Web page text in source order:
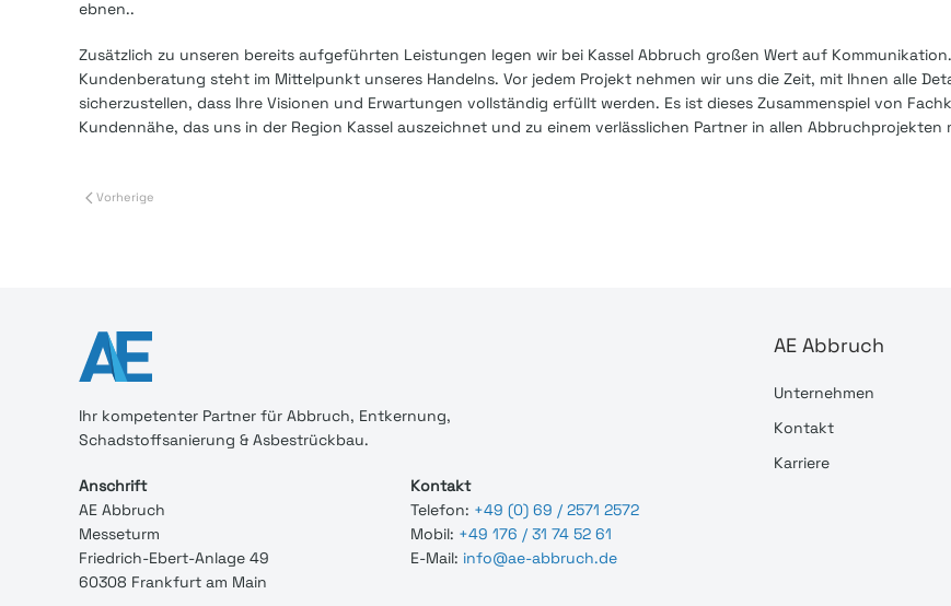
ebnen..
Zusätzlich zu unseren bereits aufgeführten Leistungen legen wir bei Kassel Abbruch großen Wert auf
Kundenberatung steht im Mittelpunkt unseres Handelns. Vor jedem Projekt nehmen wir uns die Zeit, mit Ihnen alle
sicherzustellen, dass Ihre Visionen und Erwartungen vollständig erfüllt werden. Es ist dieses Zusammenspiel von
Kundennähe, das uns in der Region Kassel auszeichnet und zu einem verlässlichen Partner in allen Abbruchprojekten
Vorherige
Ihr kompetenter Partner für Abbruch, Entkernung,
Schadstoffsanierung & Asbestrückbau.
Anschrift
AE Abbruch
Messeturm
Friedrich-Ebert-Anlage 49
60308 Frankfurt am Main
Kontakt
Telefon: +49 (0) 69 / 2571 2572
Mobil: +49 176 / 31 74 52 61
E-Mail: info@ae-abbruch.de
AE Abbruch
Unternehmen
Kontakt
Karriere